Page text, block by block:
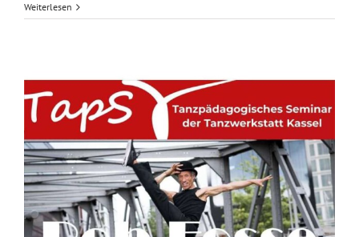
Weiterlesen